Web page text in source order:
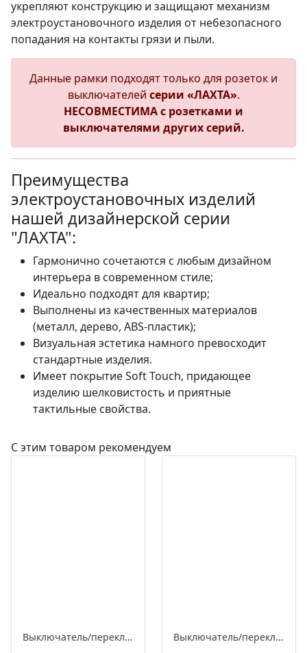
укрепляют конструкцию и защищают механизм
электроустановочного изделия от небезопасного
попадания на контакты грязи и пыли.
Данные рамки подходят только для розеток и
выключателей серии «ЛАХТА».
НЕСОВМЕСТИМА с розетками и
выключателями других серий.
Преимущества
электроустановочных изделий
нашей дизайнерской серии
"ЛАХТА":
Гармонично сочетаются с любым дизайном
интерьера в современном стиле;
Идеально подходят для квартир;
Выполнены из качественных материалов
(металл, дерево, ABS-пластик);
Визуальная эстетика намного превосходит
стандартные изделия.
Имеет покрытие Soft Touch, придающее
изделию шелковистость и приятные
тактильные свойства.
С этим товаром рекомендуем
Выключатель/переключатель поворотный на 4 положения встраиваемый двухклавишный, серия ЛАХТА «Престиж» Выключатель/переключатель поворотный проходной встраиваемый одноклавишный, серия ЛАХТА «Престиж»